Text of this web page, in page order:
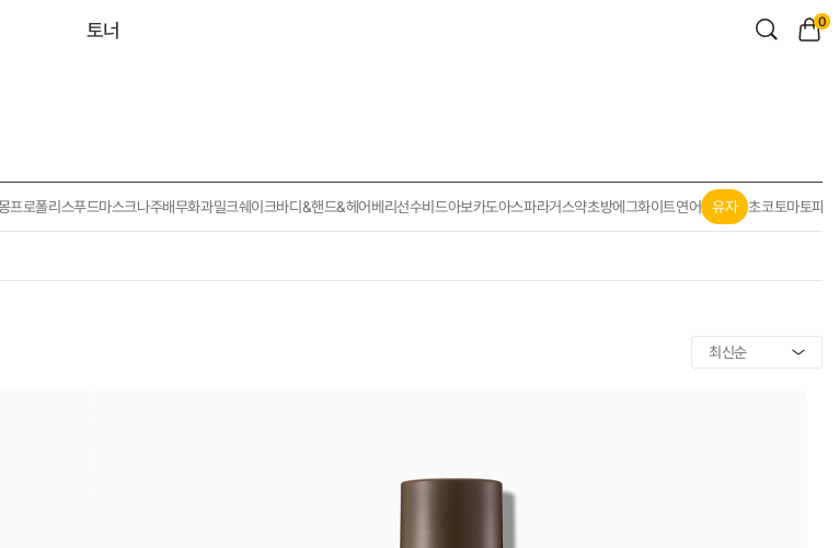
토너 0
프로폴리스푸드마스크나주배무화과밀크쉐이크바디&핸드&헤어베리선수비드아보카도아스파라거스약초방에그화이트연어 유자 초코토마토파